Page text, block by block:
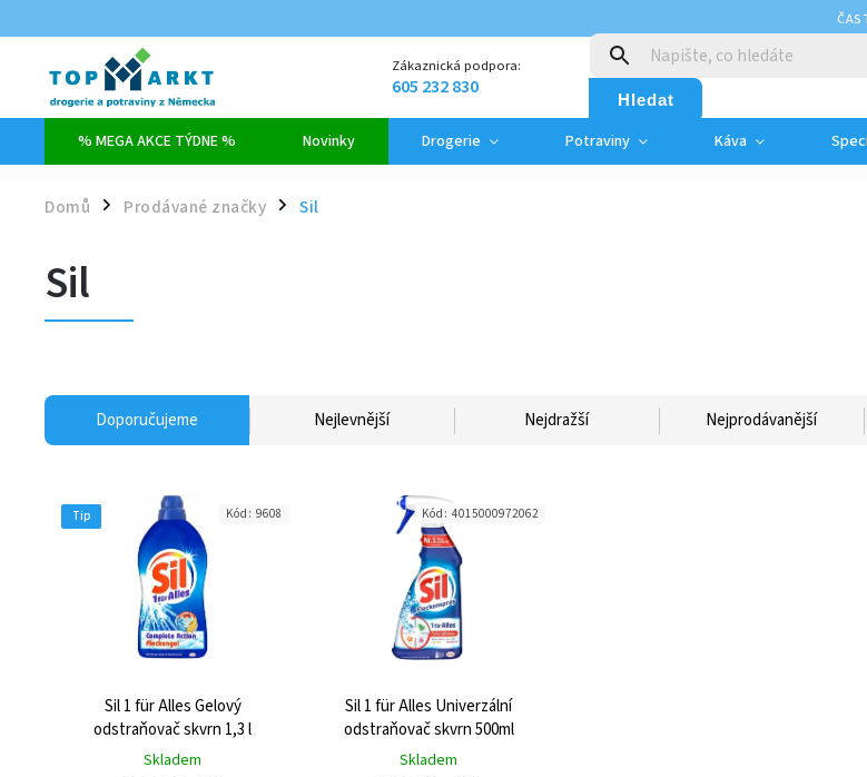
Zákaznická podpora:
605 232 830 Hledat
% MEGA AKCE TÝDNE % Novinky Drogerie Potraviny Káva
Domů / Prodávané značky / Sil
Sil
Doporučujeme Nejlevnější Nejdražší Nejprodávanější
Tip
Sil 1 für Alles Gelový
odstraňovač skvrn 1,3 l
Skladem
Kód: 9608
Sil 1 für Alles Univerzální
odstraňovač skvrn 500ml
Skladem
Kód: 4015000972062